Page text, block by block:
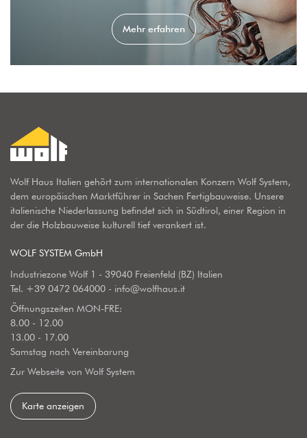
Mehr erfahren
Wolf Haus Italien gehört zum internationalen Konzern Wolf System,
dem europäischen Marktführer in Sachen Fertigbauweise. Unsere
italienische Niederlassung befindet sich in Südtirol, einer Region in
der die Holzbauweise kulturell tief verankert ist.
WOLF SYSTEM GmbH
Industriezone Wolf 1 - 39040 Freienfeld (BZ) Italien
Tel. +39 0472 064000 - info@wolfhaus.it
Öffnungszeiten MON-FRE:
8.00 - 12.00
13.00 - 17.00
Samstag nach Vereinbarung
Zur Webseite von Wolf System
Karte anzeigen